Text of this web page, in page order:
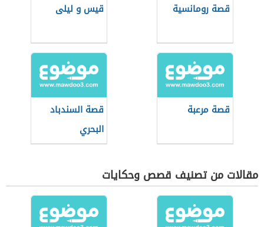
قصة رومانسية قيس و ليلى
قصة مرعبة
قصة السندباد
البحري
مقالات من تصنيف قصص وحكايات